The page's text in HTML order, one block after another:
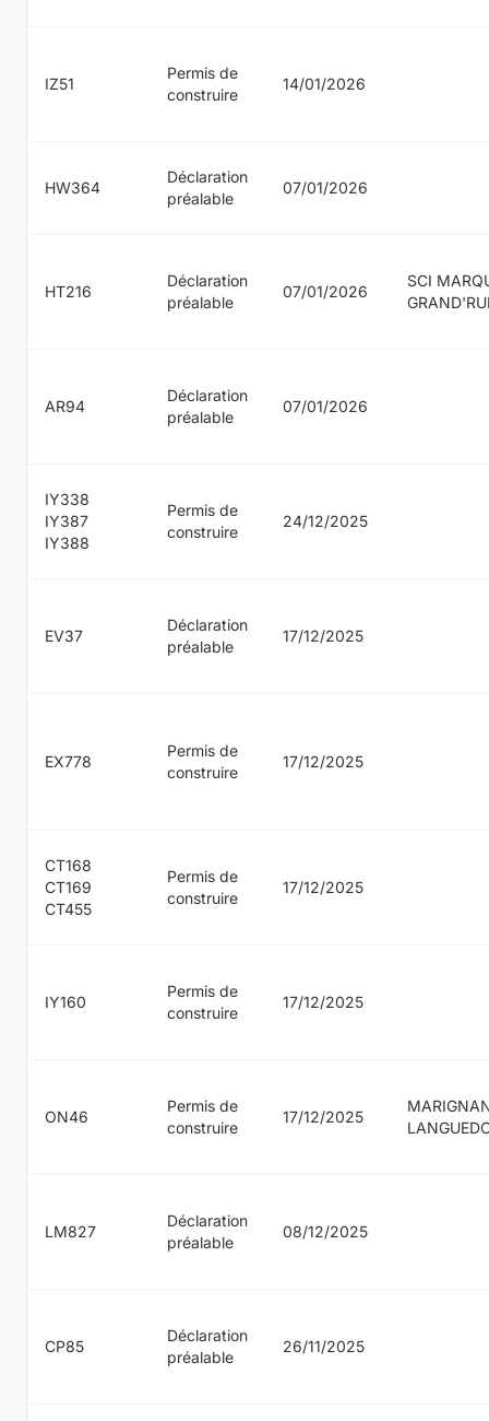
IZ51
Permis de
construire
14/01/2026
HW364
Déclaration
préalable
07/01/2026
HT216
Déclaration
préalable
07/01/2026
SCI
AR94
Déclaration
préalable
07/01/2026
IY338
IY387
IY388
Permis de
construire
24/12/2025
EV37
Déclaration
préalable
17/12/2025
EX778
Permis de
construire
17/12/2025
CT168
CT169
CT455
Permis de
construire
17/12/2025
IY160
Permis de
construire
17/12/2025
ON46
Permis de
construire
17/12/2025
LM827
Déclaration
préalable
08/12/2025
CP85
Déclaration
préalable
26/11/2025